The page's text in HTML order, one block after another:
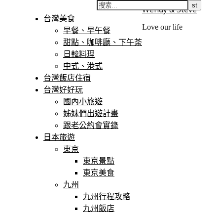
台灣美食
早餐、早午餐
甜點、咖啡廳、下午茶
日韓料理
中式、港式
台灣飯店住宿
台灣好好玩
國內小旅遊
姊妹們出遊計畫
跟老公約會實錄
日本旅遊
東京
東京景點
東京美食
九州
九州行程攻略
九州飯店
Wendy & Steve
Love our life